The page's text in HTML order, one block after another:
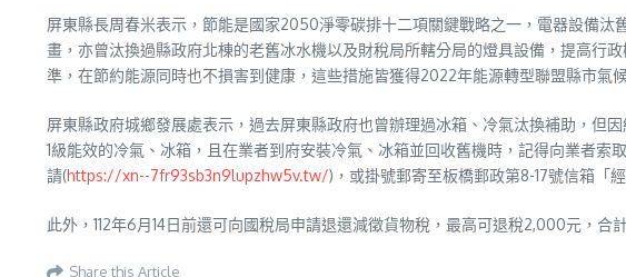
屏東縣長周春米表示，節能是國家2050淨零碳排十二項關鍵戰略之一，電器設備
畫，亦曾汰換過縣政府北棟的老舊冰水機以及財稅局所轄分局的燈具設備，提高行
準，在節約能源同時也不損害到健康，這些措施皆獲得2022年能源轉型聯盟縣市氣
屏東縣政府城鄉發展處表示，過去屏東縣政府也曾辦理過冰箱、冷氣汰換補助，但
1級能效的冷氣、冰箱，且在業者到府安裝冷氣、冰箱並回收舊機時，記得向業者
請(https://xn--7fr93sb3n9lupzhw5v.tw/)，或掛號郵寄至板橋郵政第8-17號信箱「
此外，112年6月14日前還可向國稅局申請退還減徵貨物稅，最高可退稅2,000元，合
Share this Article